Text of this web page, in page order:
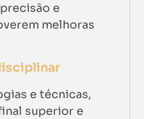
e
melhoras
e técnicas,
superior e